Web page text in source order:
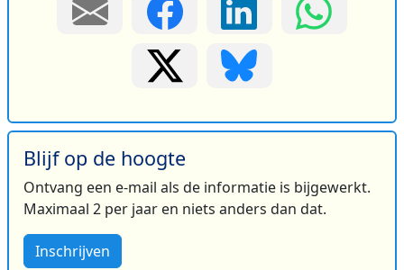
Blijf op de hoogte
Ontvang een e-mail als de informatie is bijgewerkt.
Maximaal 2 per jaar en niets anders dan dat.
Inschrijven